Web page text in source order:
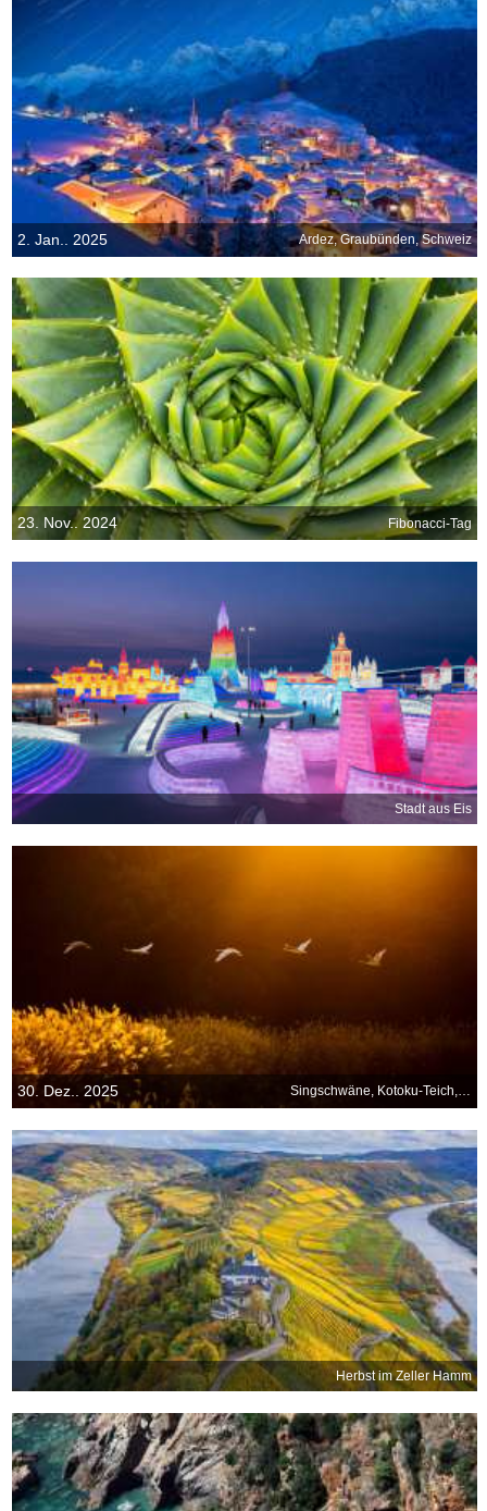
2. Jan.. 2025 Ardez, Graubünden, Schweiz
23. Nov.. 2024 Fibonacci-Tag
Stadt aus Eis
30. Dez.. 2025 Singschwäne, Kotoku-Teich, Japan
Herbst im Zeller Hamm